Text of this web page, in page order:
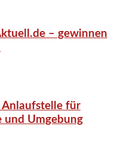
– gewinnen
Anlaufstelle für
und Umgebung